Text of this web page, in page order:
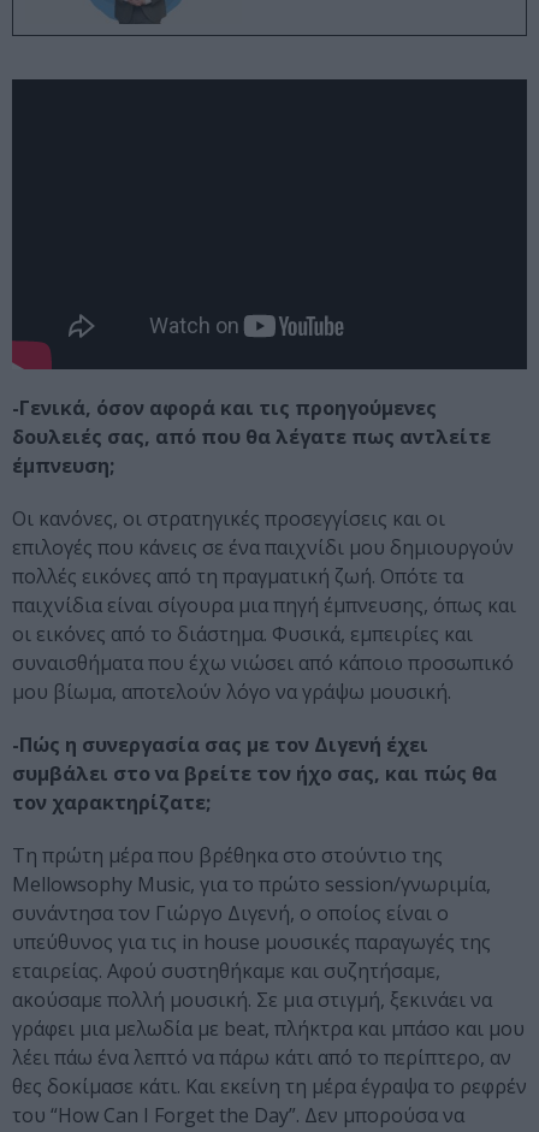
-Γενικά, όσον αφορά και τις προηγούμενες
δουλειές σας, από που θα λέγατε πως αντλείτε
έμπνευση;
Οι κανόνες, οι στρατηγικές προσεγγίσεις και οι
επιλογές που κάνεις σε ένα παιχνίδι μου δημιουργούν
πολλές εικόνες από τη πραγματική ζωή. Οπότε τα
παιχνίδια είναι σίγουρα μια πηγή έμπνευσης, όπως και
οι εικόνες από το διάστημα. Φυσικά, εμπειρίες και
συναισθήματα που έχω νιώσει από κάποιο προσωπικό
μου βίωμα, αποτελούν λόγο να γράψω μουσική.
-Πώς η συνεργασία σας με τον Διγενή έχει
συμβάλει στο να βρείτε τον ήχο σας, και πώς θα
τον χαρακτηρίζατε;
Τη πρώτη μέρα που βρέθηκα στο στούντιο της
Mellowsophy Music, για το πρώτο session/γνωριμία,
συνάντησα τον Γιώργο Διγενή, ο οποίος είναι ο
υπεύθυνος για τις in house μουσικές παραγωγές της
εταιρείας. Αφού συστηθήκαμε και συζητήσαμε,
ακούσαμε πολλή μουσική. Σε μια στιγμή, ξεκινάει να
γράφει μια μελωδία με beat, πλήκτρα και μπάσο και μου
λέει πάω ένα λεπτό να πάρω κάτι από το περίπτερο, αν
θες δοκίμασε κάτι. Και εκείνη τη μέρα έγραψα το ρεφρέν
του “How Can I Forget the Day”. Δεν μπορούσα να